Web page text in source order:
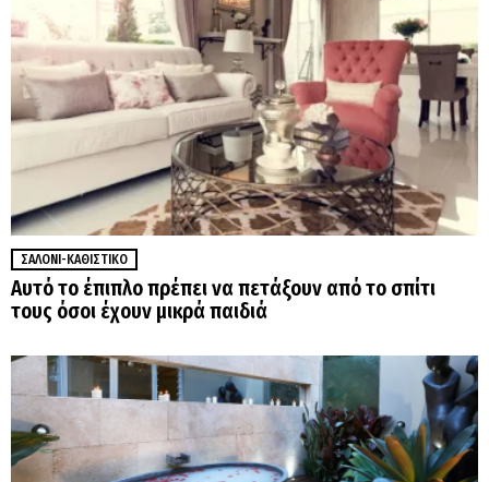
ΣΑΛΌΝΙ-ΚΑΘΙΣΤΙΚΌ
Αυτό το έπιπλο πρέπει να πετάξουν από το σπίτι
τους όσοι έχουν μικρά παιδιά